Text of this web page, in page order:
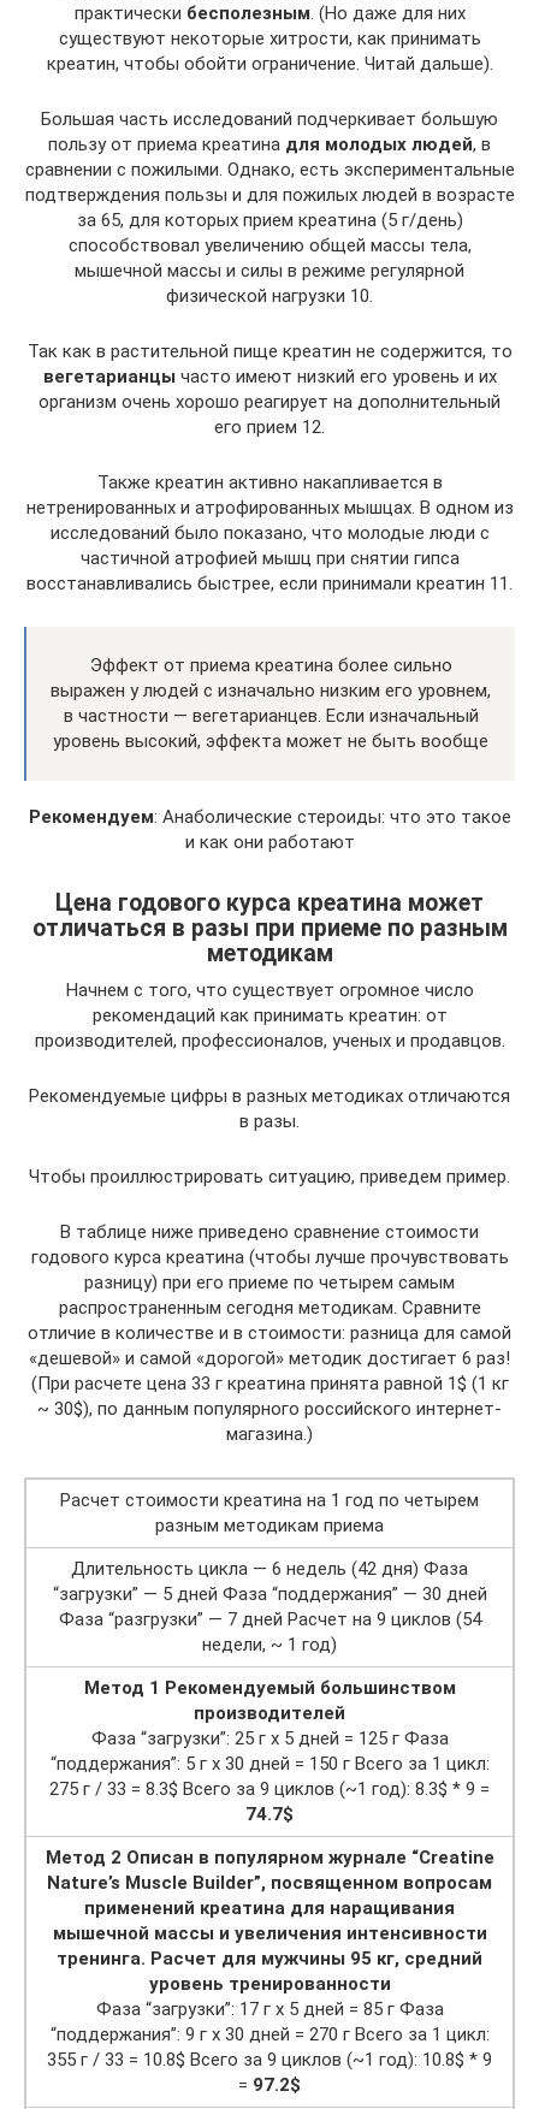
практически бесполезным. (Но даже для них
существуют некоторые хитрости, как принимать
креатин, чтобы обойти ограничение. Читай дальше).
Большая часть исследований подчеркивает большую
пользу от приема креатина для молодых людей, в
сравнении с пожилыми. Однако, есть экспериментальные
подтверждения пользы и для пожилых людей в возрасте
за 65, для которых прием креатина (5 г/день)
способствовал увеличению общей массы тела,
мышечной массы и силы в режиме регулярной
физической нагрузки 10.
Так как в растительной пище креатин не содержится, то
вегетарианцы часто имеют низкий его уровень и их
организм очень хорошо реагирует на дополнительный
его прием 12.
Также креатин активно накапливается в
нетренированных и атрофированных мышцах. В одном из
исследований было показано, что молодые люди с
частичной атрофией мышц при снятии гипса
восстанавливались быстрее, если принимали креатин 11.
Эффект от приема креатина более сильно
выражен у людей с изначально низким его уровнем,
в частности — вегетарианцев. Если изначальный
уровень высокий, эффекта может не быть вообще
Рекомендуем: Анаболические стероиды: что это такое
и как они работают
Цена годового курса креатина может
отличаться в разы при приеме по разным
методикам
Начнем с того, что существует огромное число
рекомендаций как принимать креатин: от
производителей, профессионалов, ученых и продавцов.
Рекомендуемые цифры в разных методиках отличаются
в разы.
Чтобы проиллюстрировать ситуацию, приведем пример.
В таблице ниже приведено сравнение стоимости
годового курса креатина (чтобы лучше прочувствовать
разницу) при его приеме по четырем самым
распространенным сегодня методикам. Сравните
отличие в количестве и в стоимости: разница для самой
«дешевой» и самой «дорогой» методик достигает 6 раз!
(При расчете цена 33 г креатина принята равной 1$ (1 кг
~ 30$), по данным популярного российского интернет-
магазина.)
Расчет стоимости креатина на 1 год по четырем
разным методикам приема
Длительность цикла — 6 недель (42 дня) Фаза
“загрузки” — 5 дней Фаза “поддержания” — 30 дней
Фаза “разгрузки” — 7 дней Расчет на 9 циклов (54
недели, ~ 1 год)
Метод 1 Рекомендуемый большинством
производителей
Фаза “загрузки”: 25 г х 5 дней = 125 г Фаза
“поддержания”: 5 г х 30 дней = 150 г Всего за 1 цикл:
275 г / 33 = 8.3$ Всего за 9 циклов (~1 год): 8.3$ * 9 =
74.7$
Метод 2 Описан в популярном журнале “Creatine
Nature’s Muscle Builder”, посвященном вопросам
применений креатина для наращивания
мышечной массы и увеличения интенсивности
тренинга. Расчет для мужчины 95 кг, средний
уровень тренированности
Фаза “загрузки”: 17 г х 5 дней = 85 г Фаза
“поддержания”: 9 г х 30 дней = 270 г Всего за 1 цикл:
355 г / 33 = 10.8$ Всего за 9 циклов (~1 год): 10.8$ * 9
= 97.2$